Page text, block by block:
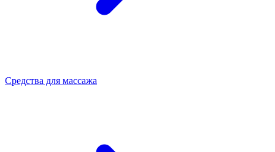
Средства для массажа